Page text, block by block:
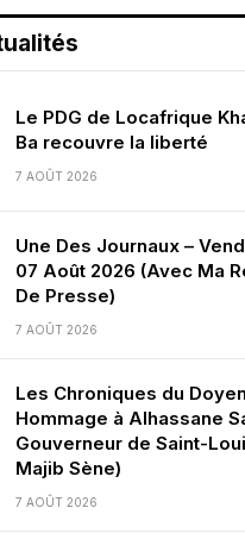
Le PDG de Locafrique
Ba recouvre la liberté
7 AOÛT 2026
Une Des Journaux –
07 Août 2026 (Avec Ma
De Presse)
7 AOÛT 2026
Les Chroniques du
Hommage à Alhassane
Gouverneur de Saint-
Majib Sène)
7 AOÛT 2026